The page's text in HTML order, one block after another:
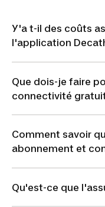
Y'a t-il des coûts
l'application
Que dois-je faire
connectivité
Comment savoir
abonnement et
Qu'est-ce que